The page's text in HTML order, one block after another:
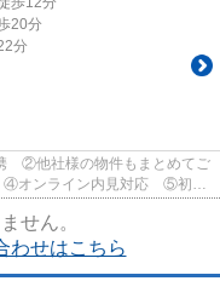
20分
分
②他社様の物件もまとめてご
オンライン内見対応 ⑤初期
せん。
わせはこちら